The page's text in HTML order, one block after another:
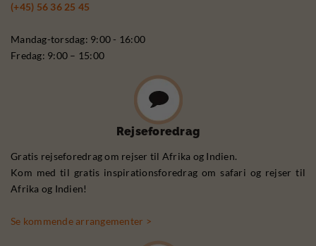
(+45) 56 36 25 45
Mandag-torsdag: 9:00 - 16:00
Fredag: 9:00 – 15:00
Rejseforedrag
Gratis rejseforedrag om rejser til Afrika og Indien.
Kom med til gratis inspirationsforedrag om safari og rejser til
Afrika og Indien!
Se kommende arrangementer >